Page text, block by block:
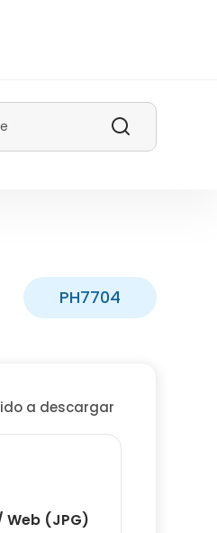
Buscar
PH7704
a descargar
Web (JPG)